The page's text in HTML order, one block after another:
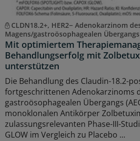
CLDN18.2+, HER2− Adenokarzinom
Magens/gastroösophagealen Übergangs
Mit optimiertem
Behandlungserfolg mit
unterstützen
Die Behandlung des Claudin-18.2-
fortgeschrittenen Adenokarzinoms
gastroösophagealen Übergangs
monoklonalen Antikörper
zulassungsrelevanten Phase-III-
GLOW im Vergleich zu Placebo ...